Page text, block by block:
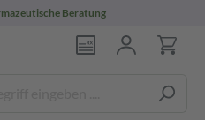
Beratung